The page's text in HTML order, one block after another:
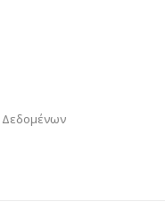
Δεδομένων